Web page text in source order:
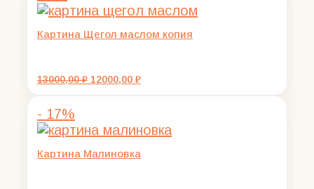
Картина Щегол маслом копия
13000,00₽ Первоначальная
12000,00 ₽Текущая
- 17%
Картина Малиновка